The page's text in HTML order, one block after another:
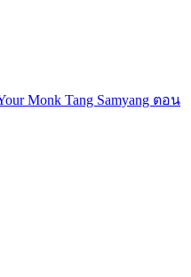
Monk Tang Samyang ตอน